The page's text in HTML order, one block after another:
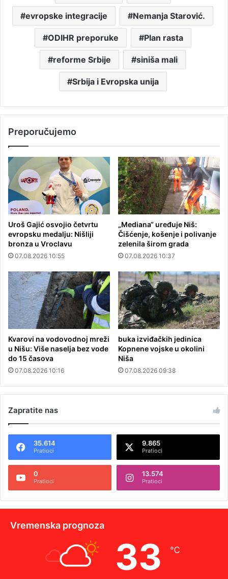
evropske integracije Nemanja Starović.
ODIHR preporuke Plan rasta
reforme Srbije siniša mali
Srbija i Evropska unija
Preporučujemo
Uroš Gajić osvojio četvrtu
evropsku medalju: Nišliji
bronza u Vroclavu
07.08.2026 10:55
„Mediana“ uređuje Niš:
Čišćenje, košenje i polivanje
zelenila širom grada
07.08.2026 10:37
Kvarovi na vodovodnoj mreži
u Nišu: Više naselja bez vode
do 15 časova
07.08.2026 10:16
buka izviđačkih jedinica
Kopnene vojske u okolini
Niša
07.08.2026 09:38
Zapratite nas
35.614
Pratioci
9.865
Pratioci
0
Pratioci
13.574
Pratioci
Vremenska prognoza
33 ℃